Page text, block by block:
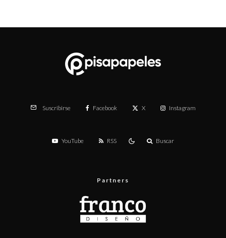
Suscribirse Facebook X Instagram
YouTube RSS Buscar
Partners